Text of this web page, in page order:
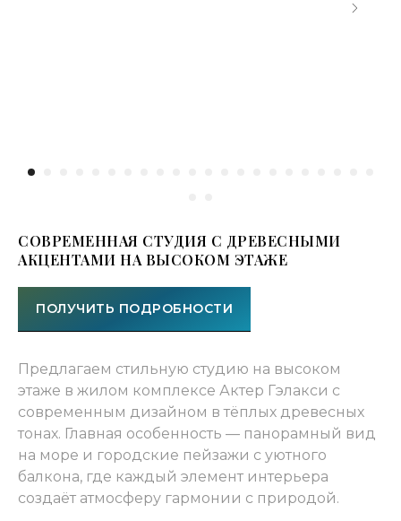
СОВРЕМЕННАЯ СТУДИЯ С ДРЕВЕСНЫМИ
АКЦЕНТАМИ НА ВЫСОКОМ ЭТАЖЕ
ПОЛУЧИТЬ ПОДРОБНОСТИ
Предлагаем стильную студию на высоком
этаже в жилом комплексе Актер Гэлакси с
современным дизайном в тёплых древесных
тонах. Главная особенность — панорамный вид
на море и городские пейзажи с уютного
балкона, где каждый элемент интерьера
создаёт атмосферу гармонии с природой.
Уютный балкон с мебелью и
панорамным видом на море и город —
идеальное место для отдыха, где можно
наслаждаться потрясающими видами и
Вместительная кухонная зона оснащена
продуманные системы хранения
делают кухню функциональной и
эстетичной. Обеденная зона с яркими
стульями создаёт акцент в интерьере.
жилого комплекса
акцентов. Интерьер создан для тех, кто
мечтает о спокойной жизни в гармонии
с природой, наслаждаясь каждым